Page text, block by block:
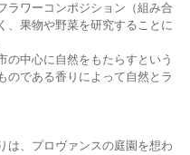
ラワーコンポジション（組み合
、果物や野菜を研究することに
の中心に自然をもたらすという
のである香りによって自然とラ
は、プロヴァンスの庭園を想わ